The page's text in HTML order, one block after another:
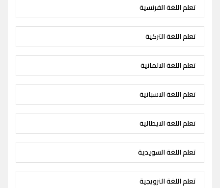
تعلم اللغة الفرنسية
تعلم اللغة التركية
تعلم اللغة الالمانية
تعلم اللغة الاسبانية
تعلم اللغة الايطالية
تعلم اللغة السويدية
تعلم اللغة النرويجية